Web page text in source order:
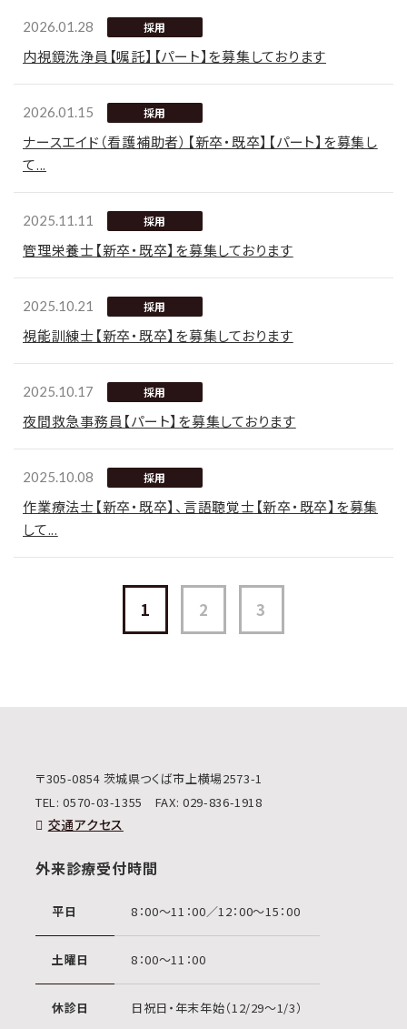
2026.01.28 採用
内視鏡洗浄員【嘱託】【パート】を募集しております
2026.01.15 採用
ナースエイド（看護補助者）【新卒・既卒】【パート】を募集し
て...
2025.11.11 採用
管理栄養士【新卒・既卒】を募集しております
2025.10.21 採用
視能訓練士【新卒・既卒】を募集しております
2025.10.17 採用
夜間救急事務員【パート】を募集しております
2025.10.08 採用
作業療法士【新卒・既卒】、言語聴覚士【新卒・既卒】を募集
して...
1 2 3
〒305-0854 茨城県つくば市上横場2573-1
TEL:0570-03-1355 FAX: 029-836-1918
交通アクセス
外来診療受付時間
平日 8：00〜11：00／12：00〜15：00
土曜日 8：00〜11：00
休診日 日祝日・年末年始（12/29〜1/3）